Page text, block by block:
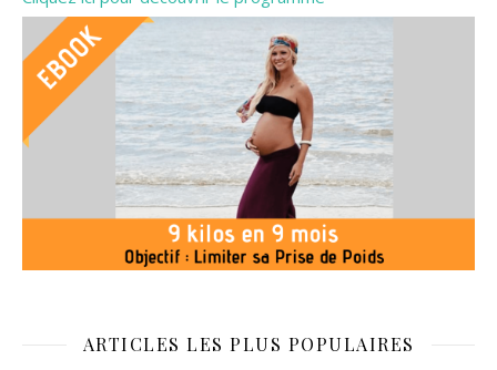
ARTICLES LES PLUS POPULAIRES